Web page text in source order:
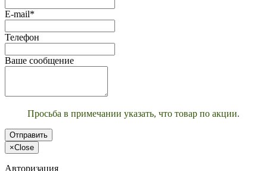
E-mail*
Телефон
Ваше сообщение
Просьба в примечании указать, что товар по акции.
Отправить
×Close
Авторизация